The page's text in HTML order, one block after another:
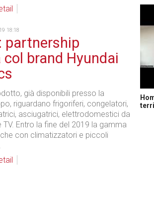
18:18
partnership
brand Hyundai
già disponibili presso la
riguardano frigoriferi, congelatori,
asciugatrici, elettrodomestici da
TV. Entro la fine del 2019 la gamma
con climatizzatori e piccoli